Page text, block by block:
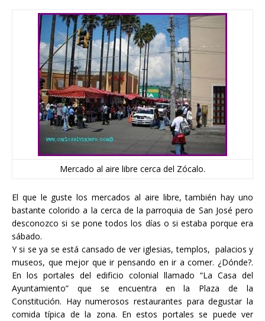
Mercado al aire libre cerca del Zócalo.
El que le guste los mercados al aire libre, también hay uno
bastante colorido a la cerca de la parroquia de San José pero
desconozco si se pone todos los días o si estaba porque era
sábado.
Y si se ya se está cansado de ver iglesias, templos, palacios y
museos, que mejor que ir pensando en ir a comer. ¿Dónde?.
En los portales del edificio colonial llamado “La Casa del
Ayuntamiento” que se encuentra en la Plaza de la
Constitución. Hay numerosos restaurantes para degustar la
comida típica de la zona. En estos portales se puede ver